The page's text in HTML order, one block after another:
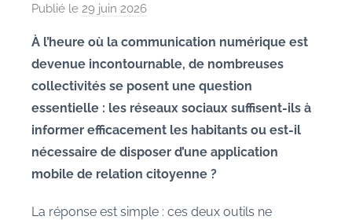
Publié le 29 juin 2026
r
M
a
u
r
a
n
À l’heure où la communication numérique est
devenue incontournable, de nombreuses
collectivités se posent une question
essentielle : les réseaux sociaux suffisent-ils à
informer efficacement les habitants ou est-il
nécessaire de disposer d’une application
mobile de relation citoyenne ?
La réponse est simple : ces deux outils ne